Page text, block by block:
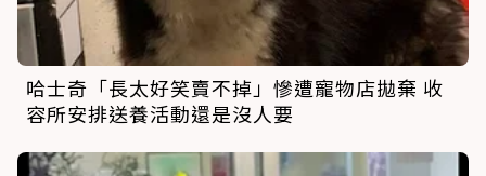
哈士奇「長太好笑賣不掉」慘遭寵物店拋棄 收
容所安排送養活動還是沒人要